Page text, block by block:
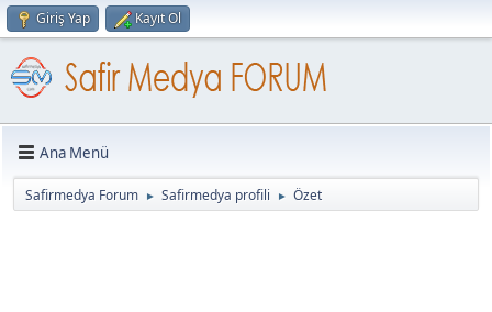
Giriş Yap Kayıt Ol
Ana Menü
Safirmedya Forum ► Safirmedya profili ► Özet